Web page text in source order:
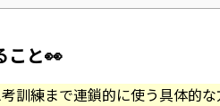
こと👀
訓練まで連鎖的に使う具体的